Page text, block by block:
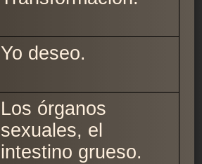
Yo deseo.
Los órganos
sexuales, el
intestino grueso.